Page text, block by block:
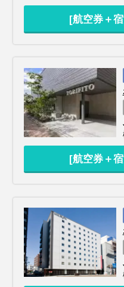
[航空券＋
[航空券＋